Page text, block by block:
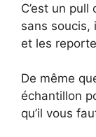
C’est un
sans soucis,
et les
De même
échantillon
qu’il vous